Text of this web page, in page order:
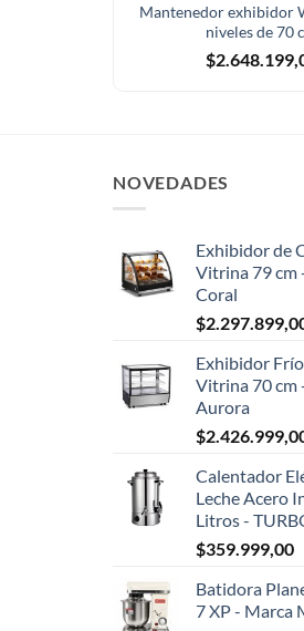
Mantenedor exhibidor
niveles de 70
$
NOVEDADES
Exhibidor de
Vitrina 79 cm
Coral
$
Exhibidor
Vitrina 70 cm
Aurora
$
Calentador
Leche Acero
Litros -
$359.999,00
Batidora
7 XP - Marca